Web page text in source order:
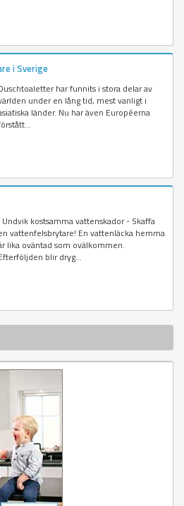
i Sverige
har funnits i stora delar av
under en lång tid, mest vanligt i
länder. Nu har även Européerna
Undvik kostsamma vattenskador - Skaffa
vattenfelsbrytare! En vattenläcka hemma
lika oväntad som ovälkommen.
blir dryg...